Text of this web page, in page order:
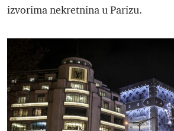
izvorima nekretnina u Parizu.